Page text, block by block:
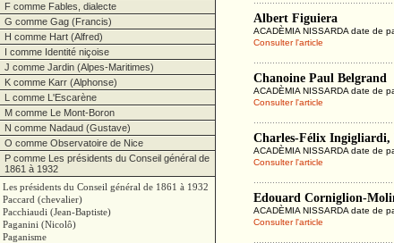
F comme Fables, dialecte
G comme Gag (Francis)
H comme Hart (Alfred)
I comme Identité niçoise
J comme Jardin (Alpes-Maritimes)
K comme Karr (Alphonse)
L comme L'Escarène
M comme Le Mont-Boron
N comme Nadaud (Gustave)
O comme Observatoire de Nice
P comme Les présidents du Conseil général de
1861 à 1932
Les présidents du Conseil général de 1861 à 1932
Paccard (chevalier)
Pacchiaudi (Jean-Baptiste)
Paganini (Nicolô)
Paganisme
Albert Figuiera
ACADÈMIA NISSARDA date de
Consulter l'article
Chanoine Paul Belgrand
ACADÈMIA NISSARDA date de
Consulter l'article
Charles-Félix Ingigliardi,
ACADÈMIA NISSARDA date de
Consulter l'article
Edouard Corniglion-
ACADÈMIA NISSARDA date de
Consulter l'article